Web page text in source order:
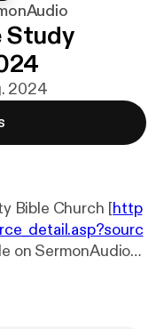
Study
2024
Bible Church [http
on SermonAudio